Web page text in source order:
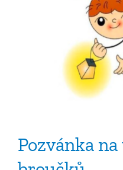
Pozvánka